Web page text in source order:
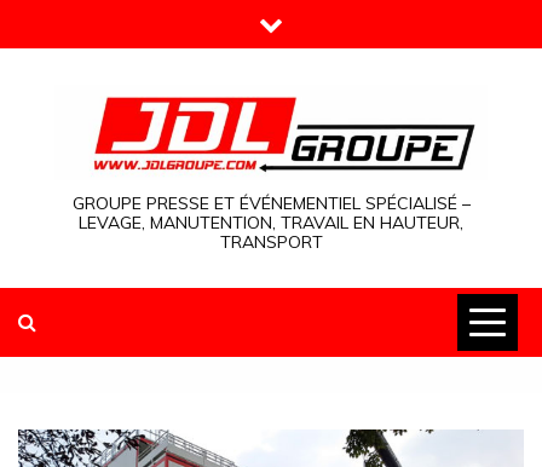
to
GROUPE PRESSE ET ÉVÉNEMENTIEL SPÉCIALISÉ –
LEVAGE, MANUTENTION, TRAVAIL EN HAUTEUR,
TRANSPORT